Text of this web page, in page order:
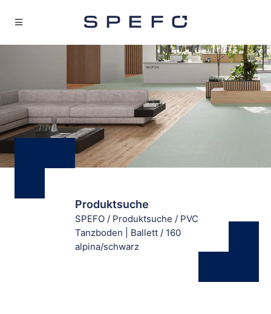
Produktsuche
SPEFO / Produktsuche / PVC
Tanzboden | Ballett / 160
alpina/schwarz